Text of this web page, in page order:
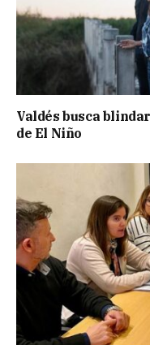
Valdés busca
de El Niño